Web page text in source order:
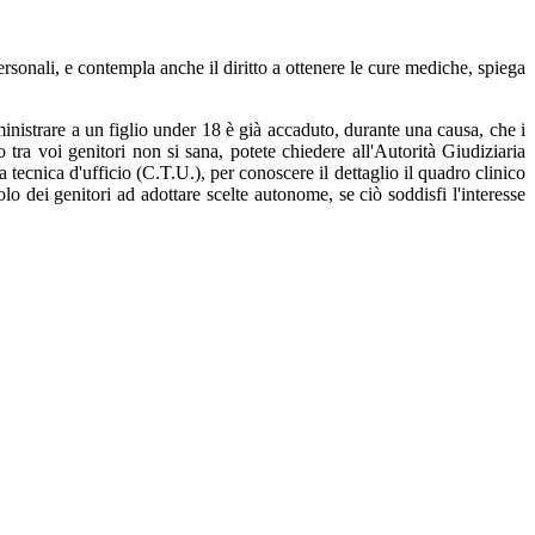
e contempla anche il diritto a ottenere le cure mediche, spiega
a un figlio under 18 è già accaduto, durante una causa, che i
tra voi genitori non si sana, potete chiedere all'Autorità Giudiziaria
tecnica d'ufficio (C.T.U.), per conoscere il dettaglio il quadro clinico
dei genitori ad adottare scelte autonome, se ciò soddisfi l'interesse